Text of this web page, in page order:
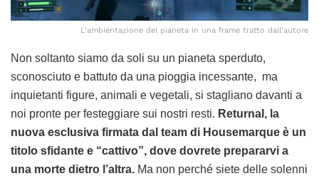
L'ambientazione del pianeta in una frame tratto dall'autore
Non soltanto siamo da soli su un pianeta sperduto,
sconosciuto e battuto da una pioggia incessante, ma
inquietanti figure, animali e vegetali, si stagliano davanti a
noi pronte per festeggiare sui nostri resti. Returnal, la
nuova esclusiva firmata dal team di Housemarque è un
titolo sfidante e “cattivo”, dove dovrete prepararvi a
una morte dietro l’altra. Ma non perché siete delle solenni